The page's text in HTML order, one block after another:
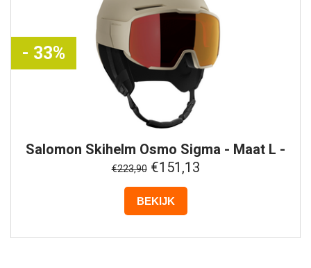
- 33%
Salomon Skihelm Osmo Sigma - Maat L -
Beige
€223,90€151,13
BEKIJK